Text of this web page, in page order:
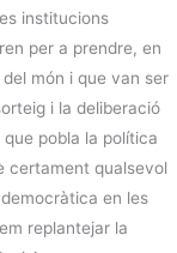
institucions
per a prendre, en
món i que van ser
i la deliberació
pobla la política
certament qualsevol
en les
replantejar la